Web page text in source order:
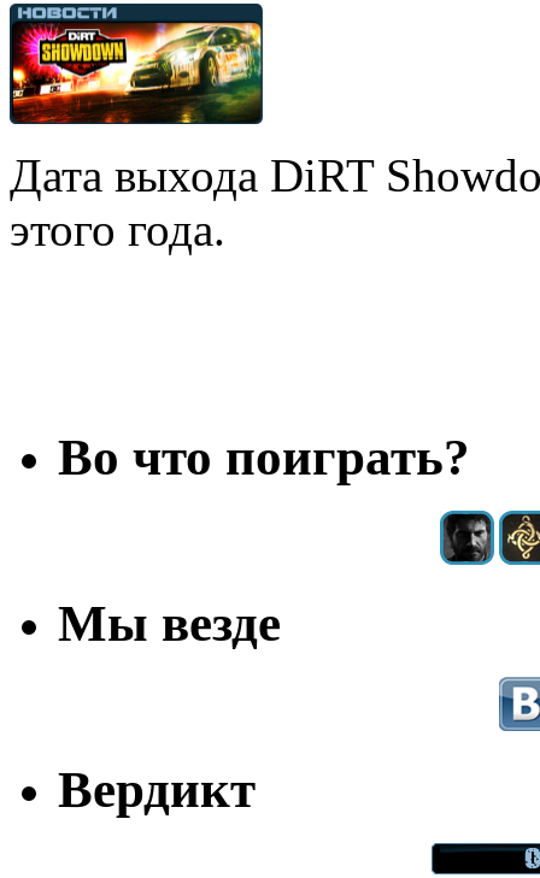
Дата выхода DiRT
этого года.
Во что поиграть?
Мы везде
Вердикт